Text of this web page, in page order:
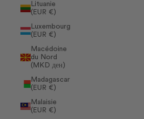
Lituanie
(EUR €)
Luxembourg
(EUR €)
Macédoine
du Nord
(MKD ден)
Madagascar
(EUR €)
Malaisie
(EUR €)